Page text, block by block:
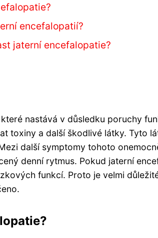
encefalopatií?
jaterní encefalopatie?
nastává v důsledku poruchy
toxiny a další škodlivé látky. Tyto
další symptomy tohoto
denní rytmus. Pokud jaterní
funkcí. Proto je velmi